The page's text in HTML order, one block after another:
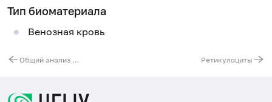
Тип биоматериала
Венозная кровь
Общий анализ мокроты Ретикулоциты